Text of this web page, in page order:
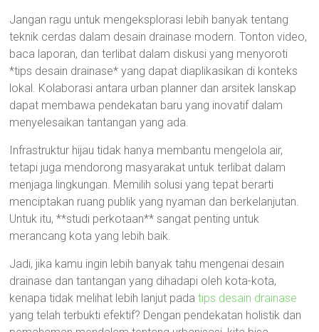
Jangan ragu untuk mengeksplorasi lebih banyak tentang
teknik cerdas dalam desain drainase modern. Tonton video,
baca laporan, dan terlibat dalam diskusi yang menyoroti
*tips desain drainase* yang dapat diaplikasikan di konteks
lokal. Kolaborasi antara urban planner dan arsitek lanskap
dapat membawa pendekatan baru yang inovatif dalam
menyelesaikan tantangan yang ada.
Infrastruktur hijau tidak hanya membantu mengelola air,
tetapi juga mendorong masyarakat untuk terlibat dalam
menjaga lingkungan. Memilih solusi yang tepat berarti
menciptakan ruang publik yang nyaman dan berkelanjutan.
Untuk itu, **studi perkotaan** sangat penting untuk
merancang kota yang lebih baik.
Jadi, jika kamu ingin lebih banyak tahu mengenai desain
drainase dan tantangan yang dihadapi oleh kota-kota,
kenapa tidak melihat lebih lanjut padatips desain drainase
yang telah terbukti efektif? Dengan pendekatan holistik dan